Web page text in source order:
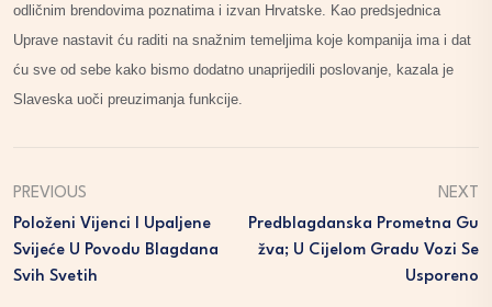
odličnim brendovima poznatima i izvan Hrvatske. Kao predsjednica
Uprave nastavit ću raditi na snažnim temeljima koje kompanija ima i dat
ću sve od sebe kako bismo dodatno unaprijedili poslovanje, kazala je
Slaveska uoči preuzimanja funkcije.
PREVIOUS
Položeni Vijenci I Upaljene
Svijeće U Povodu Blagdana
Svih Svetih
NEXT
Predblagdanska Prometna Gu
Žva; U Cijelom Gradu Vozi Se
Usporeno